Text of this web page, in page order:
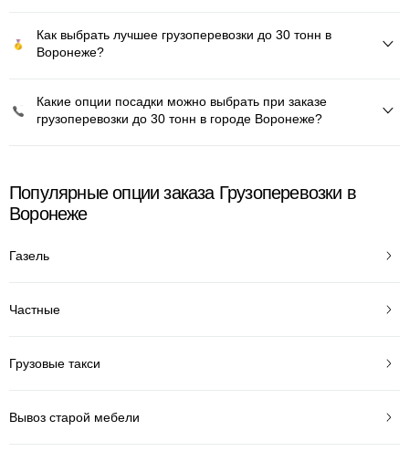
Как выбрать лучшее грузоперевозки до 30 тонн в
Воронеже?
Какие опции посадки можно выбрать при заказе
грузоперевозки до 30 тонн в городе Воронеже?
Популярные опции заказа Грузоперевозки в
Воронеже
Газель
Частные
Грузовые такси
Вывоз старой мебели